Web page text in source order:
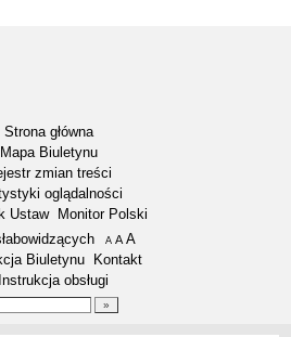
Strona główna
Mapa Biuletynu
zmian treści
oglądalności
Ustaw
Monitor Polski
A pomniejsz czcionkę
A standardowy rozmiar czcionki
A
Biuletynu
Kontakt
Instrukcja obsługi